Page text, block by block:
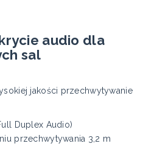
audio dla
sal
jakości przechwytywanie
Duplex Audio)
przechwytywania 3,2 m